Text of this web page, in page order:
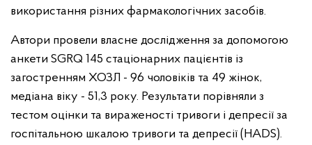
використання різних фармакологічних засобів.
Автори провели власне дослідження за допомогою
анкети SGRQ 145 стаціонарних пацієнтів із
загостренням ХОЗЛ - 96 чоловіків та 49 жінок,
медіана віку - 51,3 року. Результати порівняли з
тестом оцінки та вираженості тривоги і депресії за
госпітальною шкалою тривоги та депресії (HADS).